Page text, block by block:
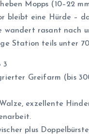
Mopps (10–22
bleibt eine Hürde –
wandert rasant nach
Station teils unter
3
Greifarm (bis
exzellente
plus